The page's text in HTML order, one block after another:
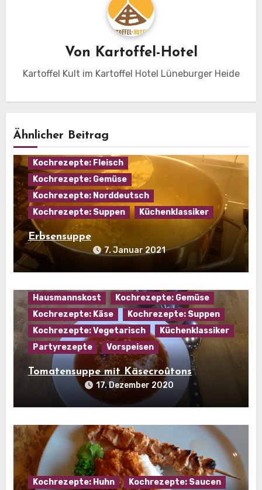
Von Kartoffel-Hotel
Kartoffel Kult im Kartoffel Hotel Lüneburger Heide
Ähnlicher Beitrag
Eintopf
Hausmannskost
Kochrezepte: Fleisch
Kochrezepte: Gemüse
Kochrezepte: Norddeutsch
Kochrezepte: Suppen
Küchenklassiker
Erbsensuppe
7. Januar 2021
Hausmannskost
Kochrezepte: Gemüse
Kochrezepte: Käse
Kochrezepte: Suppen
Kochrezepte: Vegetarisch
Küchenklassiker
Partyrezepte
Vorspeisen
Tomatensuppe mit Käsecroûtons
17. Dezember 2020
Kochrezepte: Huhn Kochrezepte: Saucen